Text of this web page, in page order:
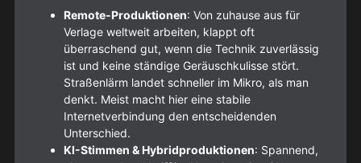
Remote-Produktionen: Von zuhause aus für
Verlage weltweit arbeiten, klappt oft
überraschend gut, wenn die Technik zuverlässig
ist und keine ständige Geräuschkulisse stört.
Straßenlärm landet schneller im Mikro, als man
denkt. Meist macht hier eine stabile
Internetverbindung den entscheidenden
Unterschied.
KI-Stimmen & Hybridproduktionen: Spannend,